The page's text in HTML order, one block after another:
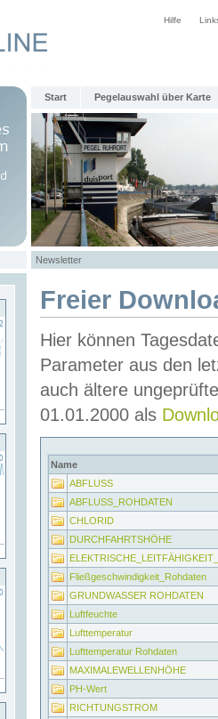
Hilfe
Start Pegelauswahl über Karte
Newsletter
Freier
Hier können
Parameter aus den
auch ältere
01.01.2000 als
Name
ABFLUSS
ABFLUSS_ROHDATEN
CHLORID
DURCHFAHRTSHÖHE
Fließgeschwindigkeit_Rohdaten
GRUNDWASSER ROHDATEN
Luftfeuchte
Lufttemperatur
Lufttemperatur Rohdaten
MAXIMALEWELLENHÖHE
PH-Wert
RICHTUNGSTROM